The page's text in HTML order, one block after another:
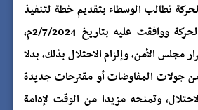
تطالب الوسطاء بتقديم خطة لتنفيذ
ما قاموا بعرضه على الحركة ووافقت عليه بتاريخ 2/7/2024م،
مجلس الأمن، وإلزام الاحتلال بذلك، بدلا
جولات المفاوضات أو مقترحات جديدة
وتمنحه مزيدا من الوقت لإدامة